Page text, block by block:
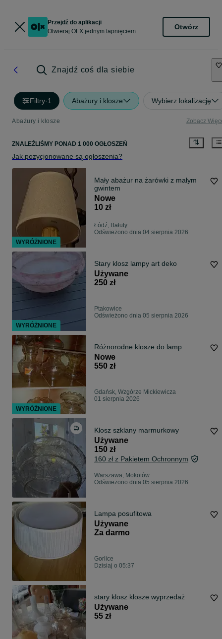
Przejdź do aplikacji
Otwieraj OLX jednym tapnięciem
Otwórz
Znajdź coś dla siebie
Filtry·1 Abażury i klosze Wybierz lokalizację
Abażury i klosze Zobacz
ZNALEŹLIŚMY PONAD 1 000 OGŁOSZEŃ
Jak pozycjonowane są ogłoszenia?
Mały abażur na żarówki z małym
gwintem
Nowe
10 zł
Łódź, Bałuty
Odświeżono dnia 04 sierpnia 2026
Stary klosz lampy art deko
Używane
250 zł
Ptakowice
Odświeżono dnia 05 sierpnia 2026
Różnorodne klosze do lamp
Nowe
550 zł
Gdańsk, Wzgórze Mickiewicza
01 sierpnia 2026
Klosz szklany marmurkowy
Używane
150 zł
160 zł z Pakietem Ochronnym
Warszawa, Mokotów
Odświeżono dnia 05 sierpnia 2026
Lampa posufitowa
Używane
Za darmo
Gorlice
Dzisiaj o 05:37
stary klosz klosze wyprzedaż
Używane
55 zł
WYRÓŻNIONE
WYRÓŻNIONE
WYRÓŻNIONE